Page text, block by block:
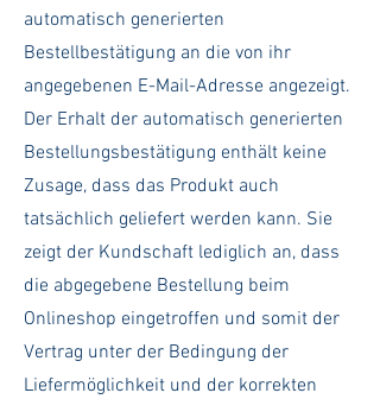
automatisch generierten
Bestellbestätigung an die von ihr
angegebenen E-Mail-Adresse angezeigt.
Der Erhalt der automatisch generierten
Bestellungsbestätigung enthält keine
Zusage, dass das Produkt auch
tatsächlich geliefert werden kann. Sie
zeigt der Kundschaft lediglich an, dass
die abgegebene Bestellung beim
Onlineshop eingetroffen und somit der
Vertrag unter der Bedingung der
Liefermöglichkeit und der korrekten